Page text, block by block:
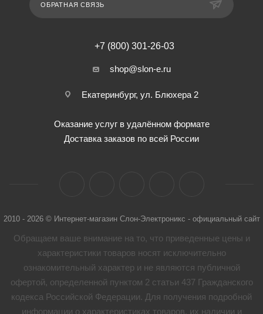
ОБРАТНАЯ СВЯЗЬ
+7 (800) 301-26-03
shop@slon-e.ru
Екатеринбург, ул. Блюхера 2
Оказание услуг в удалённом формате
Доставка заказов по всей России
2010 - 2026 © Интернет-магазин Слон-Электроникс - официальный сайт
Обращаем ваше внимание на то, что приведенные цены и
характеристики товaров носят исключительно
ознакомительный характер и не являются публичной
офертой, определенной пунктом 2 статьи 437 Гражданского
кодекса Российской Федерации. Для получения подробной
информации о характеристиках товaров, их наличии и